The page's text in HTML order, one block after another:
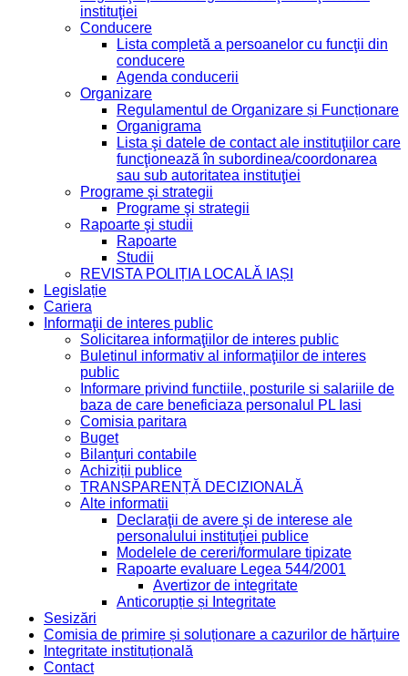
instituţiei
Conducere
Lista completă a persoanelor cu funcţii din
conducere
Agenda conducerii
Organizare
Regulamentul de Organizare și Funcționare
Organigrama
Lista şi datele de contact ale instituţiilor care
funcţionează în subordinea/coordonarea
sau sub autoritatea instituţiei
Programe şi strategii
Programe şi strategii
Rapoarte şi studii
Rapoarte
Studii
REVISTA POLIȚIA LOCALĂ IAȘI
Legislație
Cariera
Informaţii de interes public
Solicitarea informaţiilor de interes public
Buletinul informativ al informaţiilor de interes
public
Informare privind functiile, posturile si salariile de
baza de care beneficiaza personalul PL Iasi
Comisia paritara
Buget
Bilanţuri contabile
Achiziții publice
TRANSPARENȚĂ DECIZIONALĂ
Alte informatii
Declaraţii de avere şi de interese ale
personalului instituţiei publice
Modelele de cereri/formulare tipizate
Rapoarte evaluare Legea 544/2001
Avertizor de integritate
Anticorupție și Integritate
Sesizări
Comisia de primire și soluționare a cazurilor de hărțuire
Integritate instituțională
Contact